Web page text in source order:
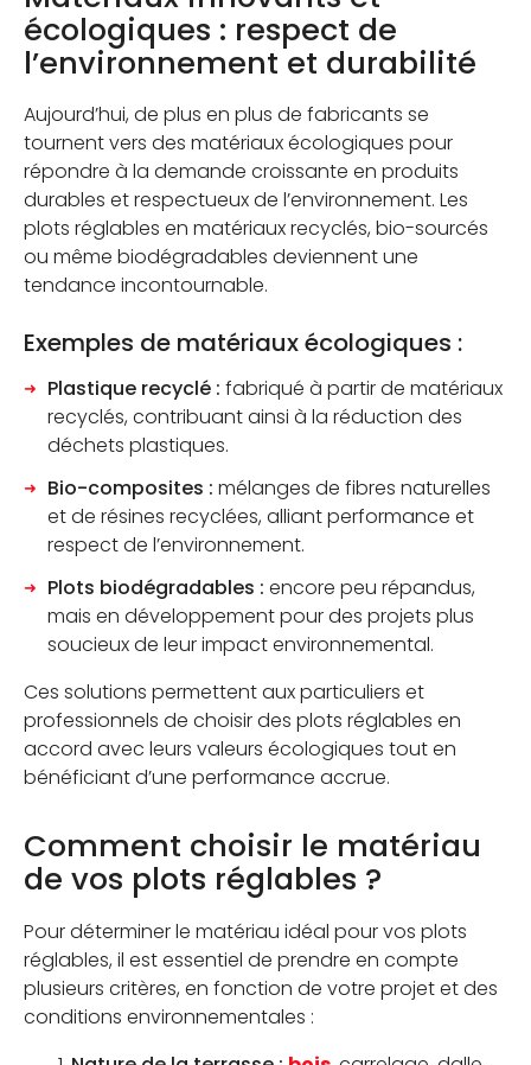
écologiques : respect de
l’environnement et durabilité
Aujourd’hui, de plus en plus de fabricants se
tournent vers des matériaux écologiques pour
répondre à la demande croissante en produits
durables et respectueux de l’environnement. Les
plots réglables en matériaux recyclés, bio-sourcés
ou même biodégradables deviennent une
tendance incontournable.
Exemples de matériaux écologiques :
Plastique recyclé : fabriqué à partir de matériaux
recyclés, contribuant ainsi à la réduction des
déchets plastiques.
Bio-composites : mélanges de fibres naturelles
et de résines recyclées, alliant performance et
respect de l’environnement.
Plots biodégradables : encore peu répandus,
mais en développement pour des projets plus
soucieux de leur impact environnemental.
Ces solutions permettent aux particuliers et
professionnels de choisir des plots réglables en
accord avec leurs valeurs écologiques tout en
bénéficiant d’une performance accrue.
Comment choisir le matériau
de vos plots réglables ?
Pour déterminer le matériau idéal pour vos plots
réglables, il est essentiel de prendre en compte
plusieurs critères, en fonction de votre projet et des
conditions environnementales :